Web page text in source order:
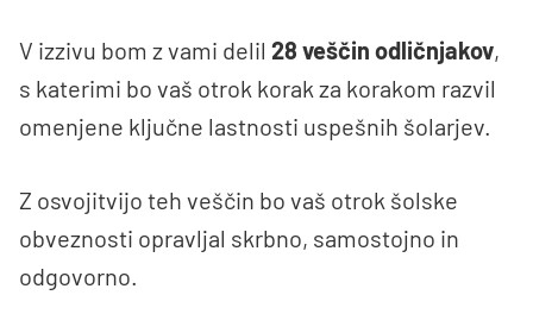
V izzivu bom z vami delil 28 veščin odličnjakov,
s katerimi bo vaš otrok korak za korakom razvil
omenjene ključne lastnosti uspešnih šolarjev.
Z osvojitvijo teh veščin bo vaš otrok šolske
obveznosti opravljal skrbno, samostojno in
odgovorno.